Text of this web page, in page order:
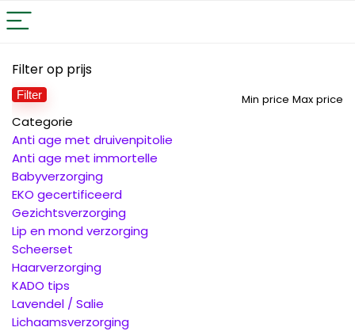
Filter op prijs
Min price Max price
Filter
Categorie
Anti age met druivenpitolie
Anti age met immortelle
Babyverzorging
EKO gecertificeerd
Gezichtsverzorging
Lip en mond verzorging
Scheerset
Haarverzorging
KADO tips
Lavendel / Salie
Lichaamsverzorging